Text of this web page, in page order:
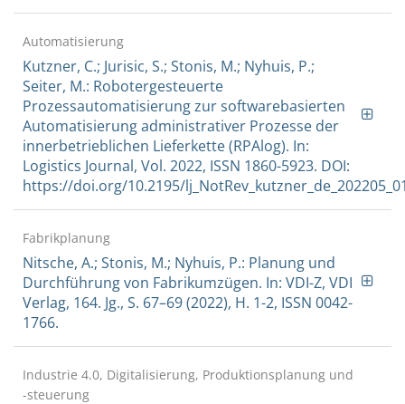
Automatisierung
Kutzner, C.; Jurisic, S.; Stonis, M.; Nyhuis, P.;
Seiter, M.: Robotergesteuerte
Prozessautomatisierung zur softwarebasierten
Automatisierung administrativer Prozesse der
innerbetrieblichen Lieferkette (RPAlog). In:
Logistics Journal, Vol. 2022, ISSN 1860-5923. DOI:
https://doi.org/10.2195/
Fabrikplanung
Nitsche, A.; Stonis, M.; Nyhuis, P.: Planung und
Durchführung von Fabrikumzügen. In: VDI-Z, VDI
Verlag, 164. Jg., S. 67–69 (2022), H. 1-2, ISSN 0042-
1766.
Industrie 4.0, Digitalisierung, Produktionsplanung und
-steuerung